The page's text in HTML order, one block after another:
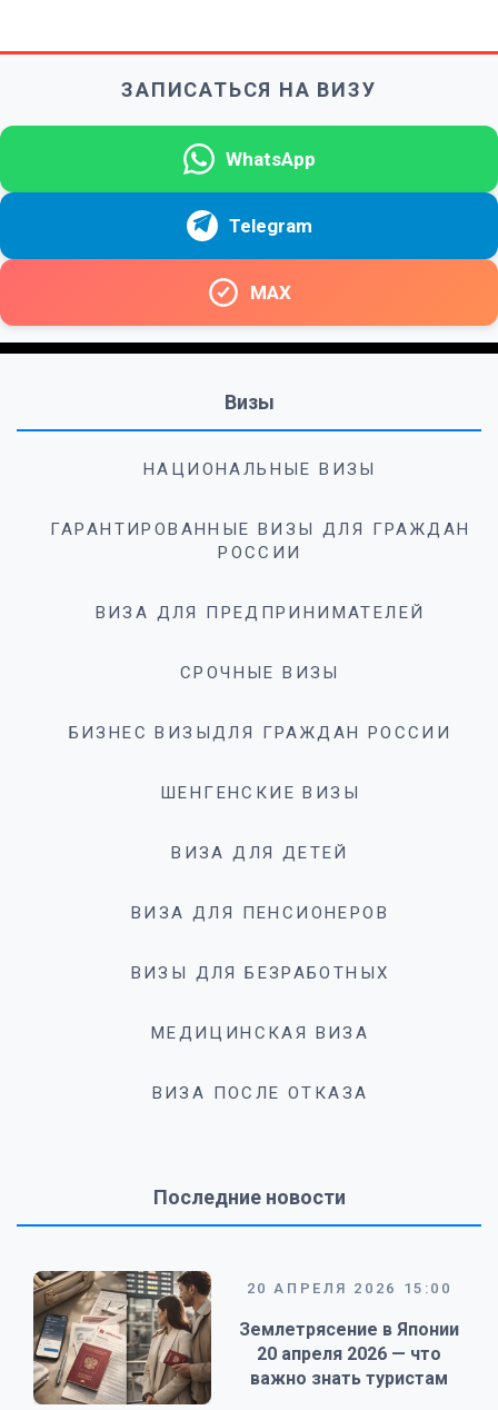
ЗАПИСАТЬСЯ НА ВИЗУ
WhatsApp
Telegram
MAX
Визы
НАЦИОНАЛЬНЫЕ ВИЗЫ
ГАРАНТИРОВАННЫЕ ВИЗЫ ДЛЯ ГРАЖДАН
РОССИИ
ВИЗА ДЛЯ ПРЕДПРИНИМАТЕЛЕЙ
СРОЧНЫЕ ВИЗЫ
БИЗНЕС ВИЗЫДЛЯ ГРАЖДАН РОССИИ
ШЕНГЕНСКИЕ ВИЗЫ
ВИЗА ДЛЯ ДЕТЕЙ
ВИЗА ДЛЯ ПЕНСИОНЕРОВ
ВИЗЫ ДЛЯ БЕЗРАБОТНЫХ
МЕДИЦИНСКАЯ ВИЗА
ВИЗА ПОСЛЕ ОТКАЗА
Последние новости
20 АПРЕЛЯ 2026 15:00
Землетрясение в Японии
20 апреля 2026 — что
важно знать туристам